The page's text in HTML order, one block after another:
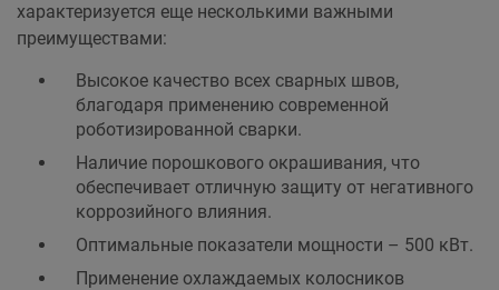
характеризуется еще несколькими важными
преимуществами:
Высокое качество всех сварных швов,
благодаря применению современной
роботизированной сварки.
Наличие порошкового окрашивания, что
обеспечивает отличную защиту от негативного
коррозийного влияния.
Оптимальные показатели мощности – 500 кВт.
Применение охлаждаемых колосников